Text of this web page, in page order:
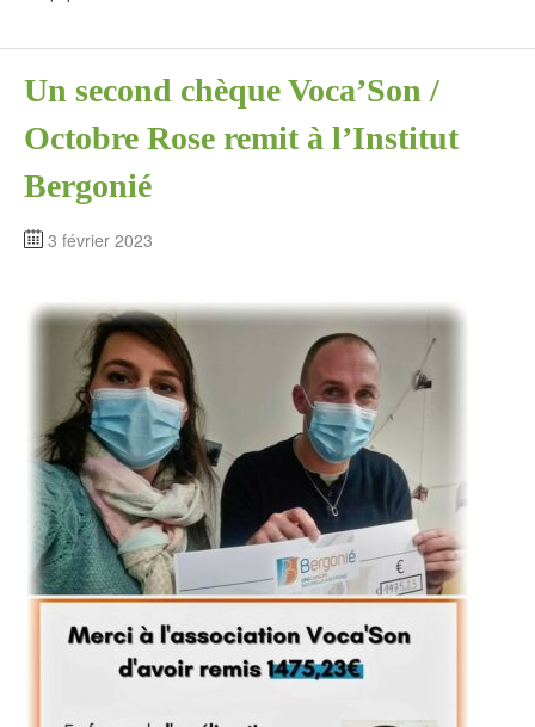
Un second chèque Voca’Son /
Octobre Rose remit à l’Institut
Bergonié
3 février 2023